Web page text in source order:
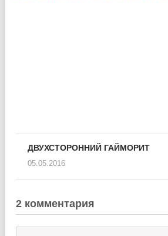
ДВУХСТОРОННИЙ ГАЙМОРИТ
05.05.2016
2 комментария